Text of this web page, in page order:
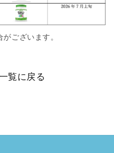
ございます。
覧に戻る